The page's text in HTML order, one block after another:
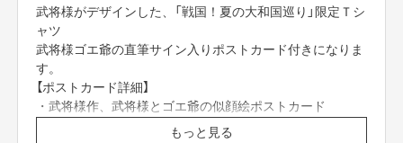
武将様がデザインした、「戦国！夏の大和国巡り」限定Ｔシ
ャツ
武将様ゴエ爺の直筆サイン入りポストカード付きになりま
す。
【ポストカード詳細】
・武将様作、武将様とゴエ爺の似顔絵ポストカード
・武将様とゴエ爺の直筆サイン入り
もっと見る